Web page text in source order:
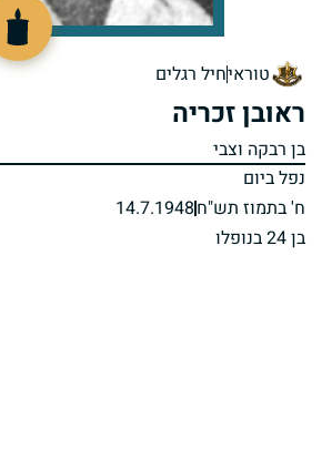
טוראיחיל רגלים
ראובן זכריה
בן רבקה וצבי
נפל ביום
ח' בתמוז תש"ח14.7.1948
בן 24 בנופלו